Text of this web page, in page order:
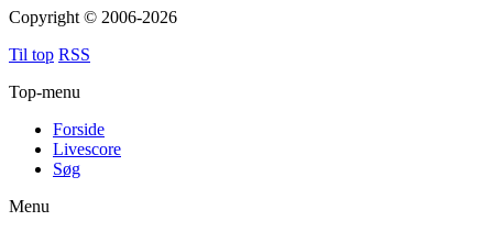
Copyright © 2006-2026
Til top RSS
Top-menu
Forside
Livescore
Søg
Menu